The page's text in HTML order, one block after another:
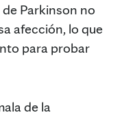
Parkinson no
afección, lo que
para probar
de la